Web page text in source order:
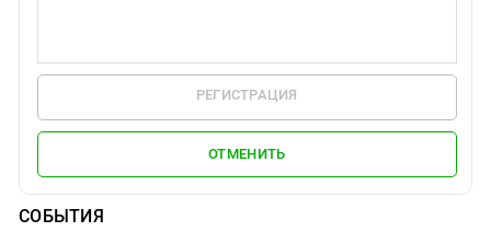
РЕГИСТРАЦИЯ
ОТМЕНИТЬ
СОБЫТИЯ